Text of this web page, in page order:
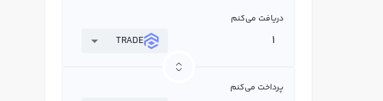
دریافت می‌کنم
TRADE
پرداخت می‌کنم